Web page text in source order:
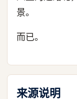
景。
而已。
来源说明